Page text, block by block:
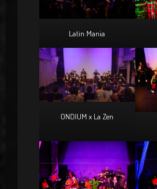
Latin Mania
ONDIUM x La Zen